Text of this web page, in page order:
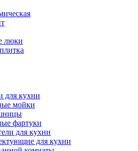
люки
для кухни
мойки
фартуки
для кухни
для кухни